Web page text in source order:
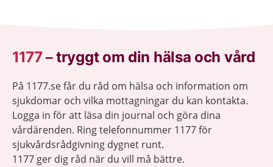
1177–tryggt om din hälsa och vård
På 1177.se får du råd om hälsa och information om
sjukdomar och vilka mottagningar du kan kontakta.
Logga in för att läsa din journal och göra dina
vårdärenden. Ring telefonnummer 1177 för
sjukvårdsrådgivning dygnet runt.
1177 ger dig råd när du vill må bättre.